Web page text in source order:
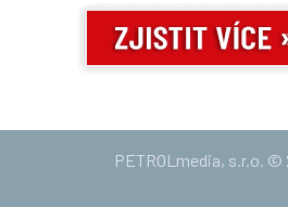
PETROLmedia, s.r.o. ©